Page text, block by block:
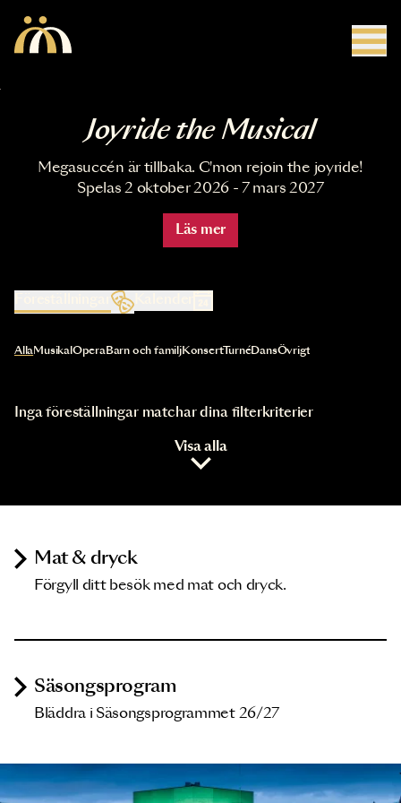
Joyride the Musical
Megasuccén är tillbaka. C'mon rejoin the joyride!
Spelas 2 oktober 2026 - 7 mars 2027
Läs mer
Kalender
Val av kategori uppdaterar innehållet automatiskt
AllaMusikal OperaBarn och familjKonsertTurnéDansÖvrigt
Inga föreställningar matchar dina filterkriterier
Visa alla
Mat & dryck
Förgyll ditt besök med mat och dryck.
Säsongsprogram
Bläddra i Säsongsprogrammet 26/27